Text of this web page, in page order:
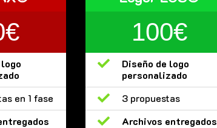
en 1 fase
100€

Diseño de logo
personalizado

3 propuestas

Archivos entregados